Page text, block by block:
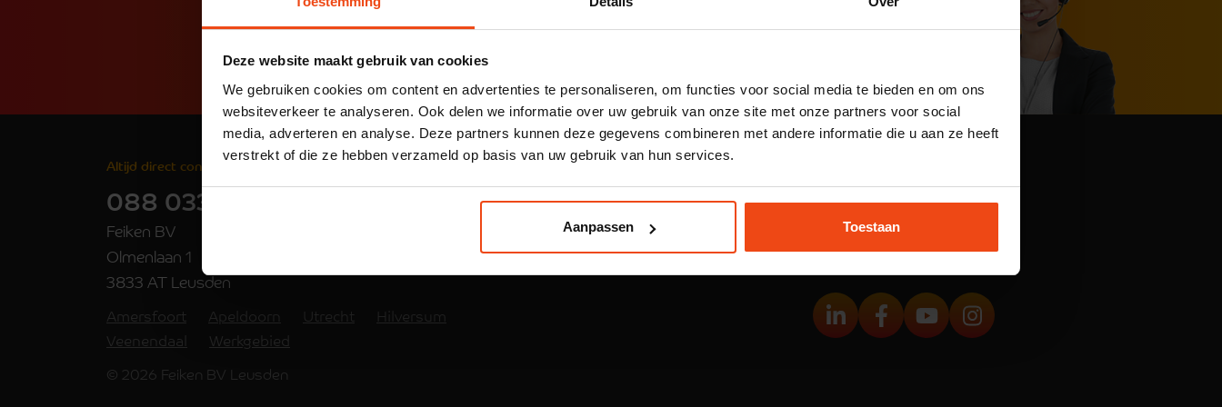
Deze website maakt gebruik van cookies
We gebruiken cookies om content en advertenties te personaliseren, om functies voor social media te bieden en om ons
websiteverkeer te analyseren. Ook delen we informatie over uw gebruik van onze site met onze partners voor social
media, adverteren en analyse. Deze partners kunnen deze gegevens combineren met andere informatie die u aan ze heeft
verstrekt of die ze hebben verzameld op basis van uw gebruik van hun services.
Aanpassen Toestaan
Altijd direct contact 24/7
088 033 28 87
Feiken BV
Olmenlaan 1
3833 AT Leusden
Amersfoort Apeldoorn Utrecht
Hilversum
Veenendaal
Werkgebied
© 2026 Feiken BV Leusden
CV-Ketel kopen
224 beoordelingen